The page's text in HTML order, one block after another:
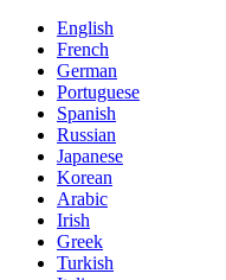
English
French
German
Portuguese
Spanish
Russian
Japanese
Korean
Arabic
Irish
Greek
Turkish